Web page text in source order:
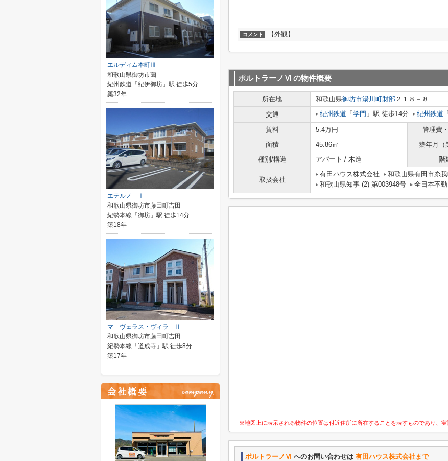
コメント 【外観】
ポルトラーノⅥ の物件概要
所在地 和歌山県御坊市湯川町財部 ２１８－８
交通
紀州鉄道 「 学門 」駅 徒歩14分 紀州鉄道 「
賃料 5.4万円 管理費
面積
45.86㎡ 築年月（
種別/構造
アパート / 木造 階
取扱会社
有田ハウス株式会社 和歌山県有田市糸
和歌山県知事 (2) 第003948号
全日本不
※地図上に表示される物件の位置は付近住所に所在することを表すものであり、実
ポルトラーノⅥ へのお問い合わせは 有田ハウス株式会社まで
エルディム本町Ⅲ
和歌山県御坊市薗
紀州鉄道「紀伊御坊」駅 徒歩5分
築32年
エテルノ Ⅰ
和歌山県御坊市藤田町吉田
紀勢本線「御坊」駅 徒歩14分
築18年
マ－ヴェラス・ヴィラ Ⅱ
和歌山県御坊市藤田町吉田
紀勢本線「道成寺」駅 徒歩8分
築17年